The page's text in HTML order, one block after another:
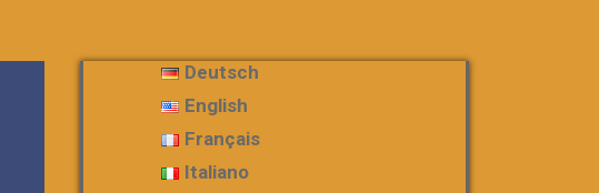
Deutsch
English
Français
Italiano